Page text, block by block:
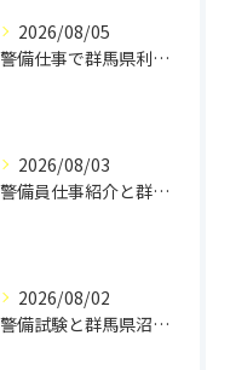
2026/08/05
警備仕事で群馬県利根郡片品村周辺の安心と働きやすさを両立するポイント
2026/08/03
警備員仕事紹介と群馬県利根郡川場村での収入や雇用条件を徹底解説
2026/08/02
警備試験と群馬県沼田市利根町二本松で資格取得と配置路線を徹底解説